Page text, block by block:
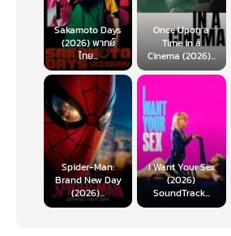
Sakamoto Days
(2026) พากย์
ไทย...
Once Upon a
Time in a
Cinema (2026)...
Spider-Man:
Brand New Day
(2026)...
I Want Your Sex
(2026)
SoundTrack...